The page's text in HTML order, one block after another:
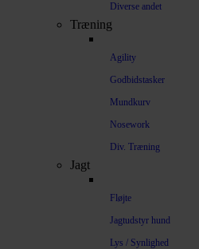
Diverse andet
Træning
Agility
Godbidstasker
Mundkurv
Nosework
Div. Træning
Jagt
Fløjte
Jagtudstyr hund
Lys / Synlighed